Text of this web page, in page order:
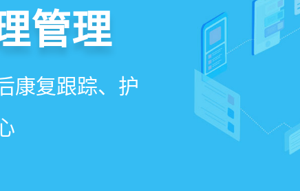
系统
、餐饮、会员、
管理
康复跟踪、护
、资源调
锁客
、客户关